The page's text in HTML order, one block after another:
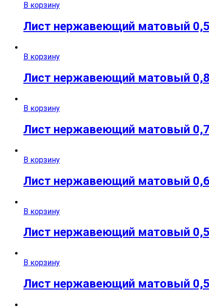
В корзину
Лист нержавеющий матовый
В корзину
Лист нержавеющий матовый
В корзину
Лист нержавеющий матовый
В корзину
Лист нержавеющий матовый
В корзину
Лист нержавеющий матовый
В корзину
Лист нержавеющий матовый